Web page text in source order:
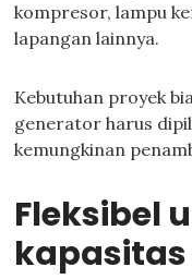
kompresor, lampu
lapangan lainnya.
Kebutuhan proyek
generator harus
kemungkinan
Fleksibel
kapasitas